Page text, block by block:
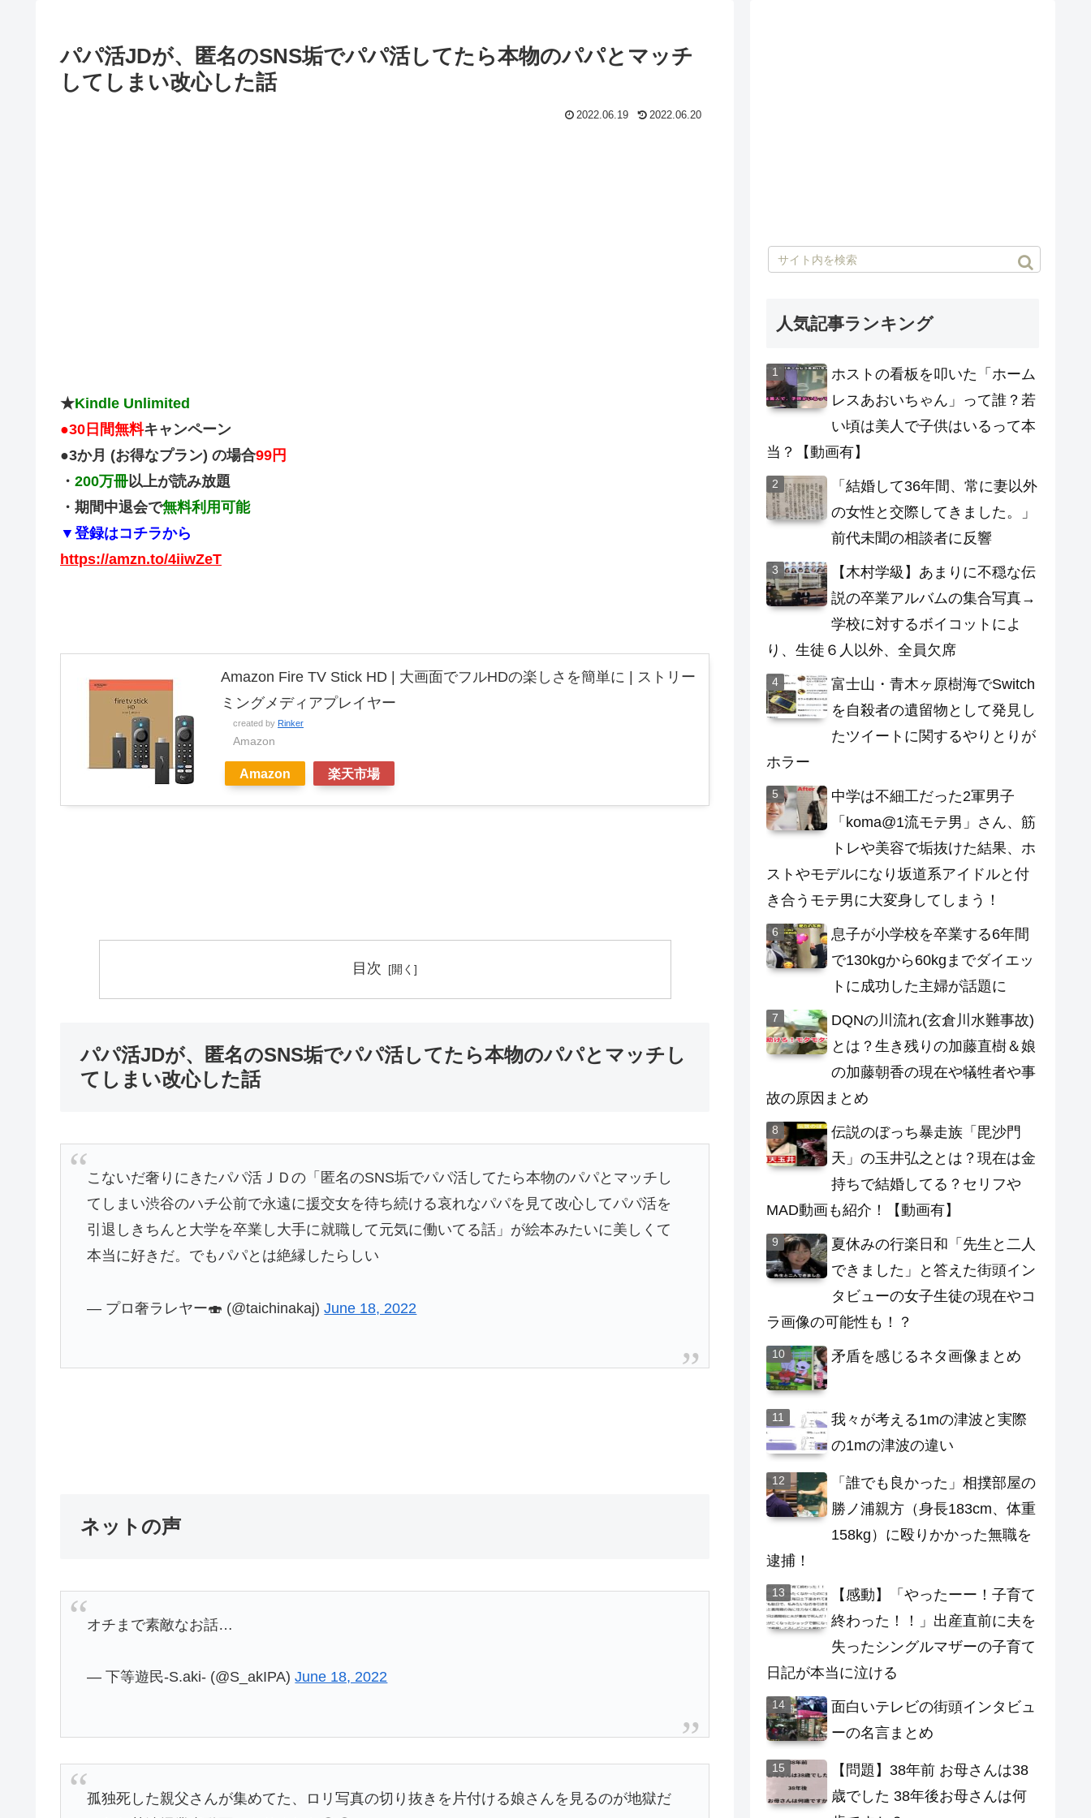
パパ活JDが、匿名のSNS垢でパパ活してたら本物のパパとマッチ
してしまい改心した話
2022.06.19 2022.06.20
★Kindle Unlimited
●30日間無料キャンペーン
●3か月 (お得なプラン) の場合99円
・ 200万冊以上が読み放題
・期間中退会で無料利用可能
▼登録はコチラから
https://amzn.to/4iiwZeT
Amazon Fire TV Stick HD | 大画面でフルHDの楽しさを簡単に | ストリー
ミングメディアプレイヤー
created by Rinker
Amazon
Amazon 楽天市場
目次
パパ活JDが、匿名のSNS垢でパパ活してたら本物のパパとマッチし
てしまい改心した話
こないだ奢りにきたパパ活ＪＤの「匿名のSNS垢でパパ活してたら本物のパパとマッチし
てしまい渋谷のハチ公前で永遠に援交女を待ち続ける哀れなパパを見て改心してパパ活を
引退しきちんと大学を卒業し大手に就職して元気に働いてる話」が絵本みたいに美しくて
本当に好きだ。でもパパとは絶縁したらしい
— プロ奢ラレヤー🍣 (@taichinakaj)June 18, 2022
ネットの声
オチまで素敵なお話…
— 下等遊民-S.aki- (@S_akIPA)June 18, 2022
孤独死した親父さんが集めてた、ロリ写真の切り抜きを片付ける娘さんを見るのが地獄だ
人気記事ランキング
ホストの看板を叩いた「ホーム
レスあおいちゃん」って誰？若
い頃は美人で子供はいるって本
当？【動画有】
「結婚して36年間、常に妻以外
の女性と交際してきました。」
前代未聞の相談者に反響
【木村学級】あまりに不穏な伝
説の卒業アルバムの集合写真→
学校に対するボイコットによ
り、生徒６人以外、全員欠席
富士山・青木ヶ原樹海でSwitch
を自殺者の遺留物として発見し
たツイートに関するやりとりが
ホラー
中学は不細工だった2軍男子
「koma@1流モテ男」さん、筋
トレや美容で垢抜けた結果、ホ
ストやモデルになり坂道系アイドルと付
き合うモテ男に大変身してしまう！
息子が小学校を卒業する6年間
で130kgから60kgまでダイエッ
トに成功した主婦が話題に
DQNの川流れ(玄倉川水難事故)
とは？生き残りの加藤直樹＆娘
の加藤朝香の現在や犠牲者や事
故の原因まとめ
伝説のぼっち暴走族「毘沙門
天」の玉井弘之とは？現在は金
持ちで結婚してる？セリフや
MAD動画も紹介！【動画有】
夏休みの行楽日和「先生と二人
できました」と答えた街頭イン
タビューの女子生徒の現在やコ
ラ画像の可能性も！？
矛盾を感じるネタ画像まとめ
我々が考える1mの津波と実際
の1mの津波の違い
「誰でも良かった」相撲部屋の
勝ノ浦親方（身長183cm、体重
158kg）に殴りかかった無職を
逮捕！
【感動】「やったーー！子育て
終わった！！」出産直前に夫を
失ったシングルマザーの子育て
日記が本当に泣ける
面白いテレビの街頭インタビュ
ーの名言まとめ
【問題】38年前 お母さんは38
歳でした 38年後お母さんは何